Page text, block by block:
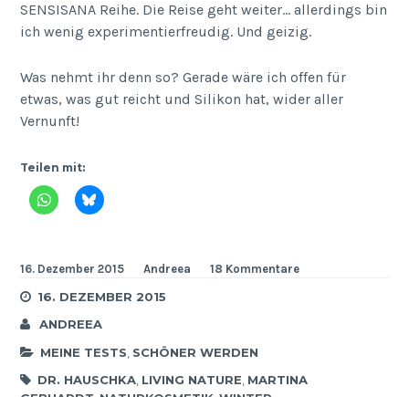
SENSISANA Reihe. Die Reise geht weiter… allerdings bin
ich wenig experimentierfreudig. Und geizig.
Was nehmt ihr denn so? Gerade wäre ich offen für
etwas, was gut reicht und Silikon hat, wider aller
Vernunft!
Teilen mit:
16. Dezember 2015 Andreea 18 Kommentare
16. DEZEMBER 2015
ANDREEA
MEINE TESTS SCHÖNER WERDEN
DR. HAUSCHKA, LIVING NATURE, MARTINA